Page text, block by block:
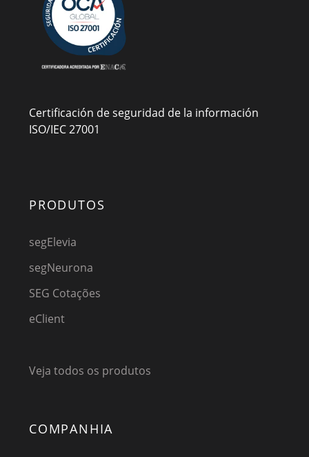
Certificación de seguridad de la información
ISO/IEC 27001
PRODUTOS
segElevia
segNeurona
SEG Cotações
eClient
Veja todos os produtos
COMPANHIA